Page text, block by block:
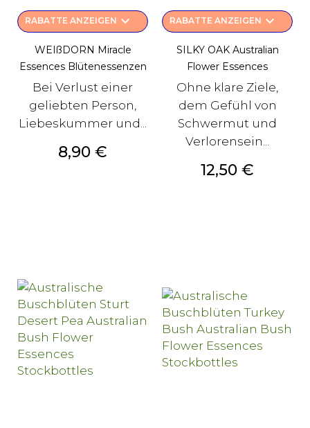
RABATTE ANZEIGEN keyboard_arrow_down
WEIßDORN Miracle
Essences Blütenessenzen
Bei Verlust einer
geliebten Person,
Liebeskummer und...
Preis
8,90 €
RABATTE ANZEIGEN keyboard_arrow_down
SILKY OAK Australian
Flower Essences
Ohne klare Ziele,
dem Gefühl von
Schwermut und
Verlorensein...
Preis
12,50 €